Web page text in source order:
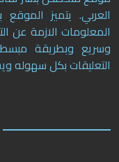
العربي. يتميز
المعلومات الازمة عن
وسريع وبطريقة
التعليقات بكل سهوله